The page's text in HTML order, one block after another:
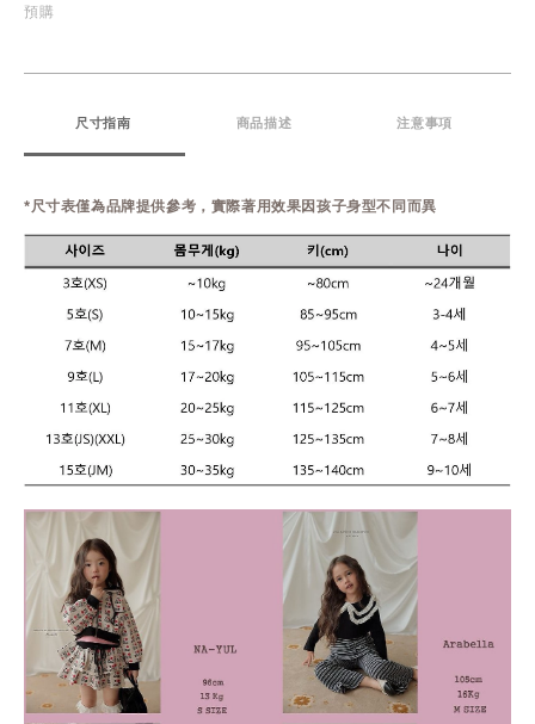
預購
尺寸指南 商品描述 注意事項
*尺寸表僅為品牌提供參考，實際著用效果因孩子身型不同而異